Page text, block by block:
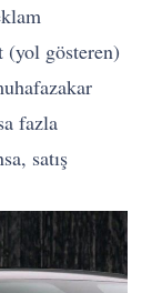
(yol gösteren)
fazla
satış